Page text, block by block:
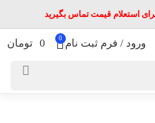
استعلام قیمت تماس بگیرید
ورود / فرم ثبت نام 0
0 تومان